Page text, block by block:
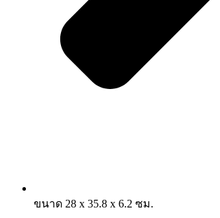
ขนาด 28 x 35.8 x 6.2 ซม.